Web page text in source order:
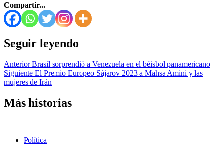
Compartir...
Seguir leyendo
AnteriorBrasil sorprendió a Venezuela en el béisbol panamericano
Siguiente El Premio Europeo Sájarov 2023 a Mahsa Amini y las
mujeres de Irán
Más historias
Política